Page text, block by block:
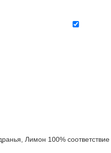
Лимон 100% соответствие